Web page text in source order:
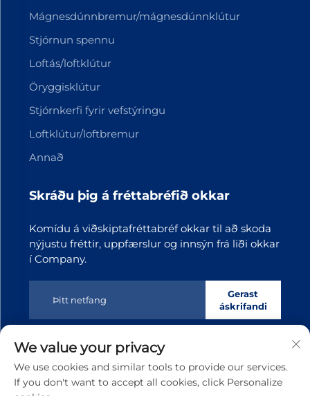
Mágnesdúnnbremur/mágnesdúnnklútur
Stjórnun spennu
Loftás/loftklútur
Öryggisklútur
Stjórnkerfi fyrir vefstýringu
Loftklútur/loftbremur
Annað
Skráðu þig á fréttabréfið okkar
Komídu á viðskiptafréttabréf okkar til að skoda
nýjustu fréttir, uppfærslur og innsýn frá liði okkar
í Company.
Gerast
áskrifandi
Höfundarréttur © 2025 Dongguan Tianji Transmission
Technology co.,Ltd. Á öllum réttindum umsótt
Stefna
um persónuupplýsingar
We value your privacy
We use cookies and similar tools to provide our services.
If you don't want to accept all cookies, click Personalize